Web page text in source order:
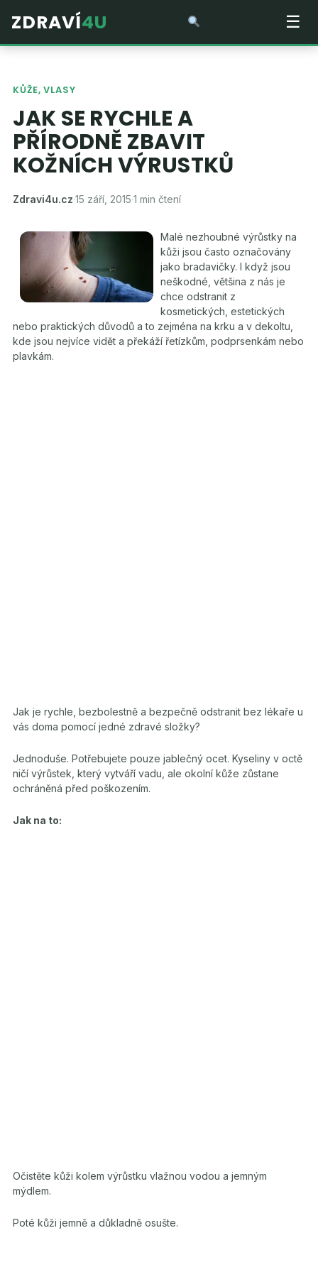
ZDRAVÍ4U ☰
KŮŽE, VLASY
JAK SE RYCHLE A
PŘÍRODNĚ ZBAVIT
KOŽNÍCH VÝRUSTKŮ
Zdravi4u.cz·15 září, 2015·1 min čtení
Malé nezhoubné výrůstky na
kůži jsou často označovány
jako bradavičky. I když jsou
neškodné, většina z nás je
chce odstranit z
kosmetických, estetických
nebo praktických důvodů a to zejména na krku a v dekoltu,
kde jsou nejvíce vidět a překáží řetízkům, podprsenkám nebo
plavkám.
Jak je rychle, bezbolestně a bezpečně odstranit bez lékaře u
vás doma pomocí jedné zdravé složky?
Jednoduše. Potřebujete pouze jablečný ocet. Kyseliny v octě
ničí výrůstek, který vytváří vadu, ale okolní kůže zůstane
ochráněná před poškozením.
Jak na to:
Očistěte kůži kolem výrůstku vlažnou vodou a jemným
mýdlem.
Poté kůži jemně a důkladně osušte.